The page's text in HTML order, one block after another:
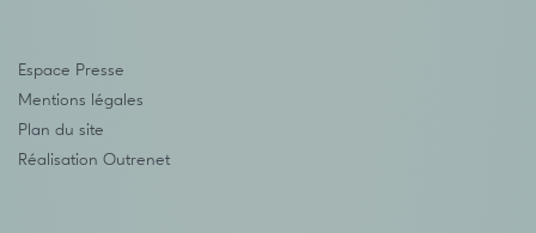
Espace Presse
Mentions légales
Plan du site
Réalisation Outrenet